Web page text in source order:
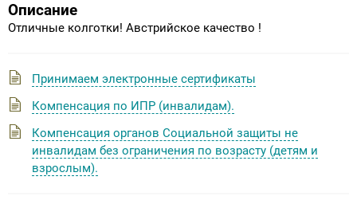
Описание
Отличные колготки! Австрийское качество !
Принимаем электронные сертификаты
Компенсация по ИПР (инвалидам).
Компенсация органов Социальной защиты не
инвалидам без ограничения по возрасту (детям и
взрослым).